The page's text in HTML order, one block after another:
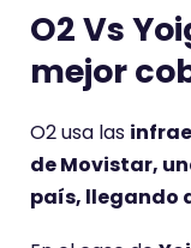
O2 Vs
mejor
O2 usa las
de Movistar,
país, llegando